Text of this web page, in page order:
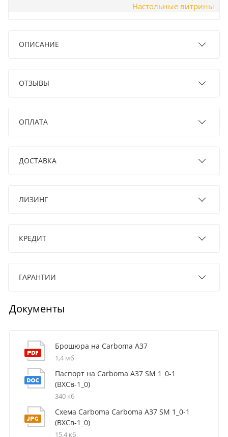
Настольные витрины
ОПИСАНИЕ
ОТЗЫВЫ
ОПЛАТА
ДОСТАВКА
ЛИЗИНГ
КРЕДИТ
ГАРАНТИИ
Документы
Брошюра на Carboma A37
1,4 мб
Паспорт на Carboma A37 SM 1_0-1
(ВХСв-1_0)
340 кб
Схема Carboma Carboma A37 SM 1_0-1
(ВХСв-1_0)
15,4 кб